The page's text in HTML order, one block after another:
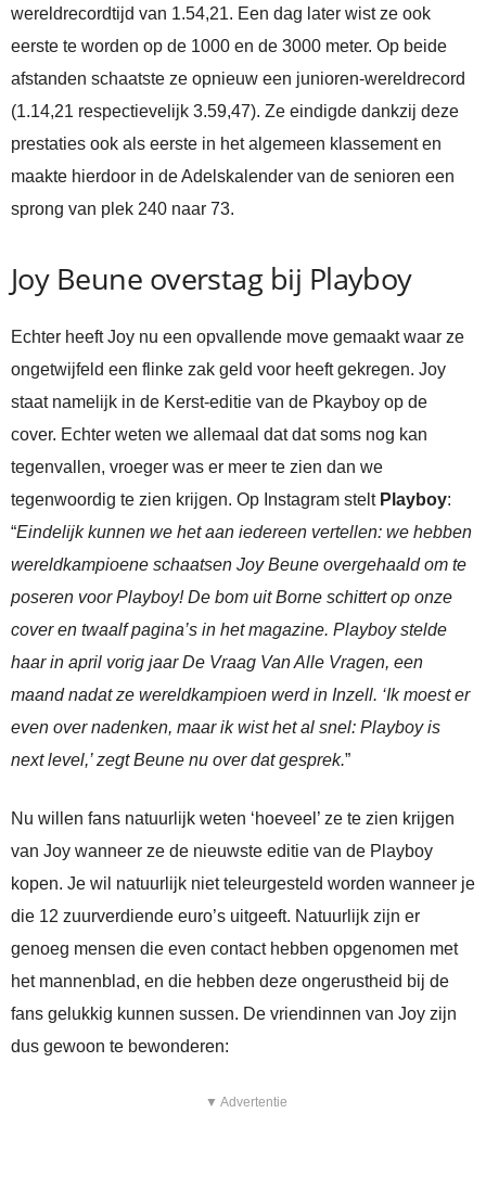
wereldrecordtijd van 1.54,21. Een dag later wist ze ook
eerste te worden op de 1000 en de 3000 meter. Op beide
afstanden schaatste ze opnieuw een junioren-wereldrecord
(1.14,21 respectievelijk 3.59,47). Ze eindigde dankzij deze
prestaties ook als eerste in het algemeen klassement en
maakte hierdoor in de Adelskalender van de senioren een
sprong van plek 240 naar 73.
Joy Beune overstag bij Playboy
Echter heeft Joy nu een opvallende move gemaakt waar ze
ongetwijfeld een flinke zak geld voor heeft gekregen. Joy
staat namelijk in de Kerst-editie van de Pkayboy op de
cover. Echter weten we allemaal dat dat soms nog kan
tegenvallen, vroeger was er meer te zien dan we
tegenwoordig te zien krijgen. Op Instagram stelt Playboy:
“Eindelijk kunnen we het aan iedereen vertellen: we hebben
wereldkampioene schaatsen Joy Beune overgehaald om te
poseren voor Playboy! De bom uit Borne schittert op onze
cover en twaalf pagina’s in het magazine. Playboy stelde
haar in april vorig jaar De Vraag Van Alle Vragen, een
maand nadat ze wereldkampioen werd in Inzell. ‘Ik moest er
even over nadenken, maar ik wist het al snel: Playboy is
next level,’ zegt Beune nu over dat gesprek.”
Nu willen fans natuurlijk weten ‘hoeveel’ ze te zien krijgen
van Joy wanneer ze de nieuwste editie van de Playboy
kopen. Je wil natuurlijk niet teleurgesteld worden wanneer je
die 12 zuurverdiende euro’s uitgeeft. Natuurlijk zijn er
genoeg mensen die even contact hebben opgenomen met
het mannenblad, en die hebben deze ongerustheid bij de
fans gelukkig kunnen sussen. De vriendinnen van Joy zijn
dus gewoon te bewonderen:
▼ Advertentie